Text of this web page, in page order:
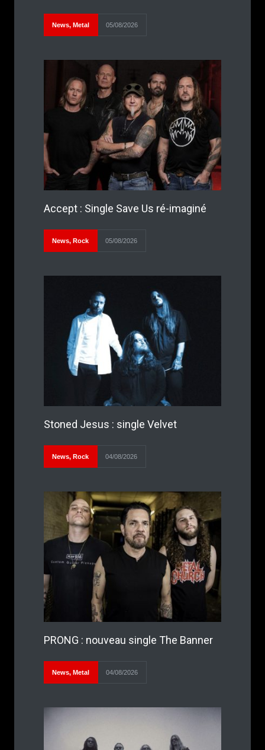
News, Metal 05/08/2026
Accept : Single Save Us ré-imaginé
News, Rock 05/08/2026
Stoned Jesus : single Velvet
News, Rock 04/08/2026
PRONG : nouveau single The Banner
News, Metal 04/08/2026